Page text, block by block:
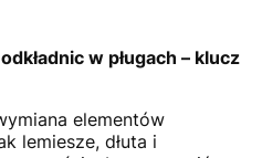
w pługach – klucz
elementów
lemiesze, dłuta i